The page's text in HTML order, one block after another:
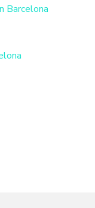
Barcelona